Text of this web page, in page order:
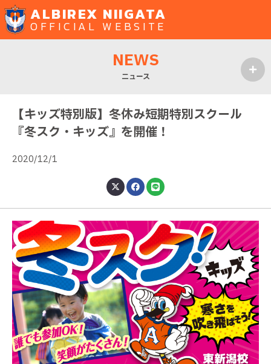
ALBIREX NIIGATA
OFFICIAL WEBSITE
NEWS
ニュース
【キッズ特別版】冬休み短期特別スクール
『冬スク・キッズ』を開催！
2020/12/1